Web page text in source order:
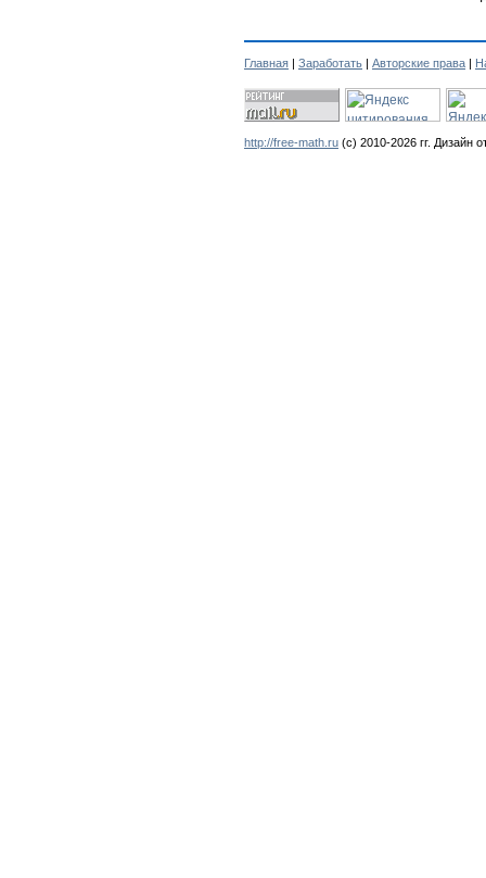
Главная | Заработать | Авторские права |
http://free-math.ru (с) 2010-2026 гг. Дизайн